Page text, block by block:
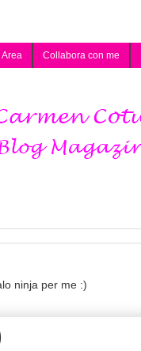
Area Collabora con me
ninja per me :)